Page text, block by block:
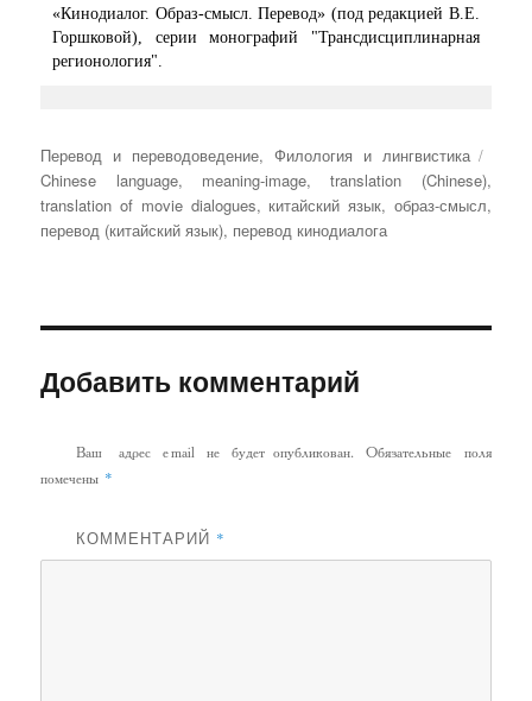
«Кинодиалог. Образ-смысл. Перевод» (под редакцией В.Е.
Горшковой), серии монографий "Трансдисциплинарная
регионология".
Рубрики
Перевод и переводоведение, Филология и лингвистика
Chinese language, meaning-image,translation (Chinese),
translation of movie dialogues, китайский язык, образ-смысл,
перевод (китайский язык), перевод кинодиалога
Добавить комментарий
Ваш адрес email не будет опубликован.
Обязательные поля
помечены *
КОММЕНТАРИЙ *